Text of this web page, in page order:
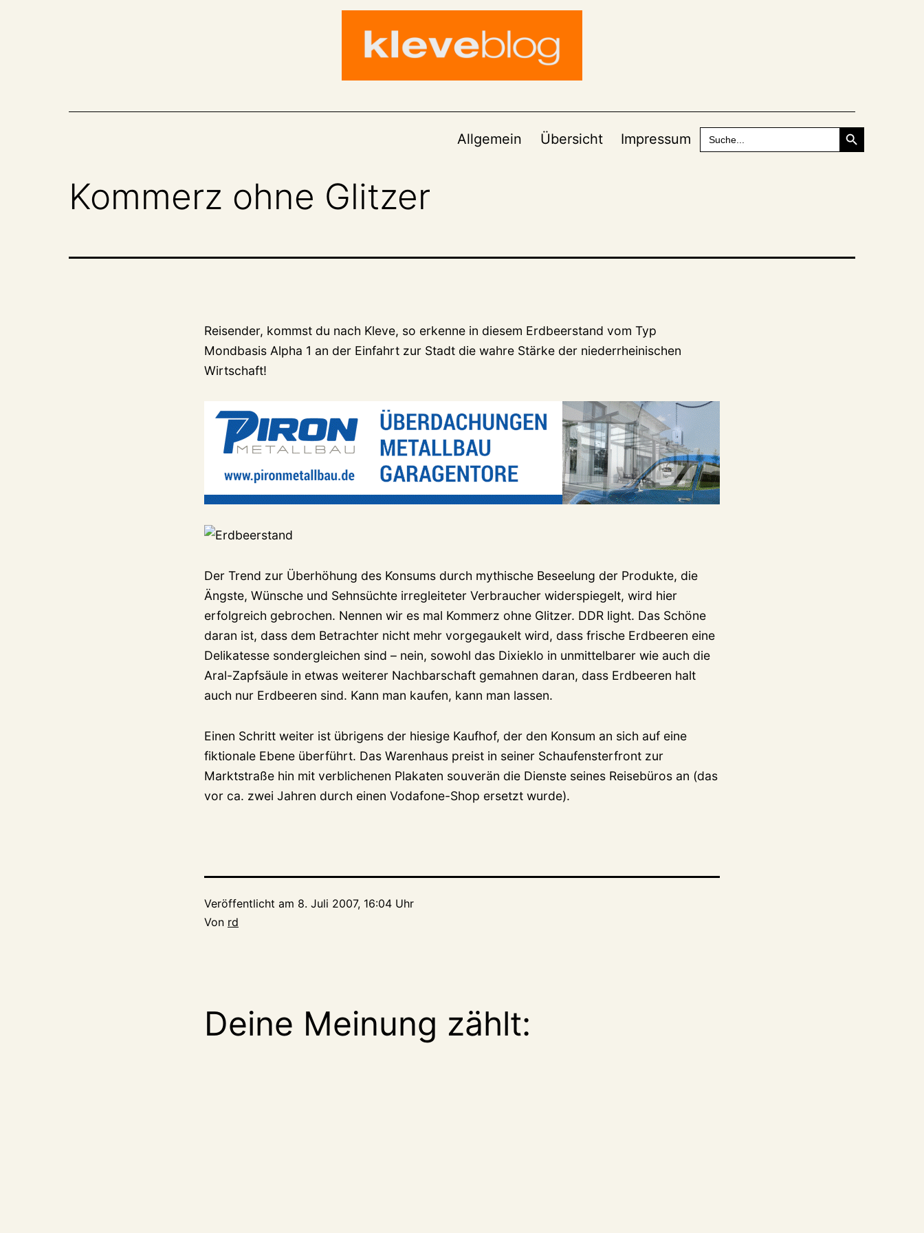
Allgemein Übersicht Impressum
Search
for:
Search Button
Kommerz ohne Glitzer
Reisender, kommst du nach Kleve, so erkenne in diesem Erdbeerstand vom Typ
Mondbasis Alpha 1 an der Einfahrt zur Stadt die wahre Stärke der niederrheinischen
Wirtschaft!
Der Trend zur Überhöhung des Konsums durch mythische Beseelung der Produkte, die
Ängste, Wünsche und Sehnsüchte irregleiteter Verbraucher widerspiegelt, wird hier
erfolgreich gebrochen. Nennen wir es mal Kommerz ohne Glitzer. DDR light. Das Schöne
daran ist, dass dem Betrachter nicht mehr vorgegaukelt wird, dass frische Erdbeeren eine
Delikatesse sondergleichen sind – nein, sowohl das Dixieklo in unmittelbarer wie auch die
Aral-Zapfsäule in etwas weiterer Nachbarschaft gemahnen daran, dass Erdbeeren halt
auch nur Erdbeeren sind. Kann man kaufen, kann man lassen.
Einen Schritt weiter ist übrigens der hiesige Kaufhof, der den Konsum an sich auf eine
fiktionale Ebene überführt. Das Warenhaus preist in seiner Schaufensterfront zur
Marktstraße hin mit verblichenen Plakaten souverän die Dienste seines Reisebüros an (das
vor ca. zwei Jahren durch einen Vodafone-Shop ersetzt wurde).
Veröffentlicht am 8. Juli 2007, 16:04 Uhr
Von rd
Deine Meinung zählt: